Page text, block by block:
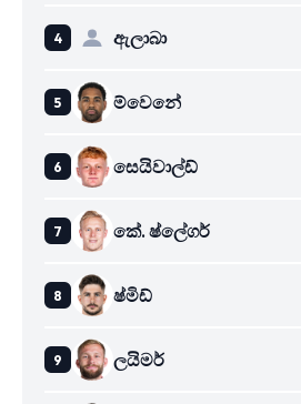
ඇලාබා
ම්වෙනේ
සෙයිවාල්ඩ්
කේ. ෂ්ලේගර්
ෂ්මිඩ්
ලයිමර්